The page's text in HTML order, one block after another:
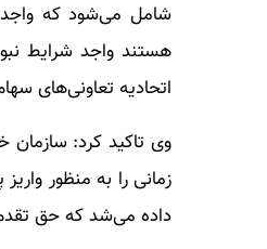
شامل می‌شود که واجد
هستند واجد شرایط
اتحادیه تعاونی‌های
زمانی را به منظور
داده می‌شد که حق تقدم